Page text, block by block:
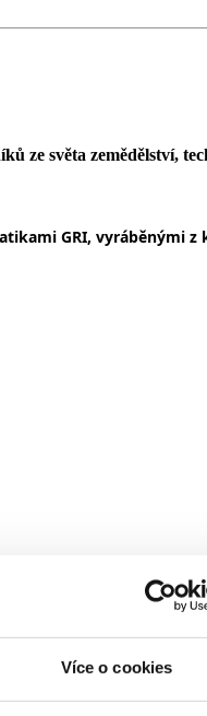
Více o cookies
ze světa zemědělství,
GRI, vyráběnými